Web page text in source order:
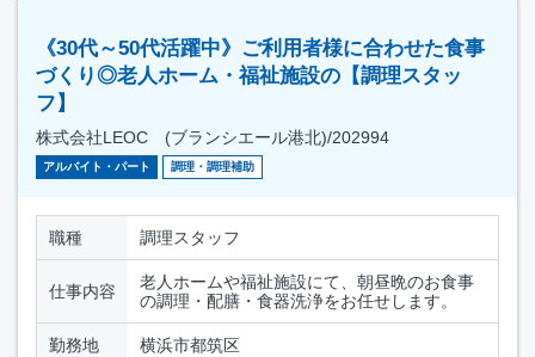
《30代～50代活躍中》ご利用者様に合わせた食事
づくり◎老人ホーム・福祉施設の【調理スタッ
フ】
株式会社LEOC (ブランシエール港北)/202994
アルバイト・パート 調理・調理補助
職種 調理スタッフ
仕事内容
老人ホームや福祉施設にて、朝昼晩のお食事
の調理・配膳・食器洗浄をお任せします。
勤務地 横浜市都筑区